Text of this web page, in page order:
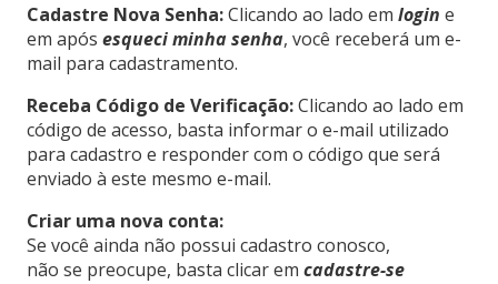
Cadastre Nova Senha:Clicando ao lado em login e
em após esqueci minha senha, você receberá um e-
mail para cadastramento.
Receba Código de Verificação:Clicando ao lado em
código de acesso, basta informar o e-mail utilizado
para cadastro e responder com o código que será
enviado à este mesmo e-mail.
Criar uma nova conta:
Se você ainda não possui cadastro conosco,
não se preocupe, basta clicar em cadastre-se